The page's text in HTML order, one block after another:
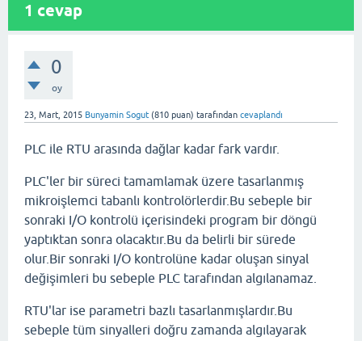
1 cevap
0
oy
23, Mart, 2015 Bunyamin Sogut (810 puan) tarafından cevaplandı
PLC ile RTU arasında dağlar kadar fark vardır.
PLC'ler bir süreci tamamlamak üzere tasarlanmış
mikroişlemci tabanlı kontrolörlerdir.Bu sebeple bir
sonraki I/O kontrolü içerisindeki program bir döngü
yaptıktan sonra olacaktır.Bu da belirli bir sürede
olur.Bir sonraki I/O kontrolüne kadar oluşan sinyal
değişimleri bu sebeple PLC tarafından algılanamaz.
RTU'lar ise parametri bazlı tasarlanmışlardır.Bu
sebeple tüm sinyalleri doğru zamanda algılayarak